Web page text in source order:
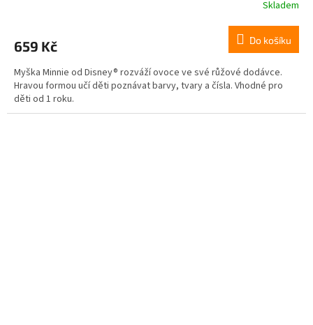
Skladem
659 Kč Do košíku
Myška Minnie od Disney® rozváží ovoce ve své růžové dodávce.
Hravou formou učí děti poznávat barvy, tvary a čísla. Vhodné pro
děti od 1 roku.